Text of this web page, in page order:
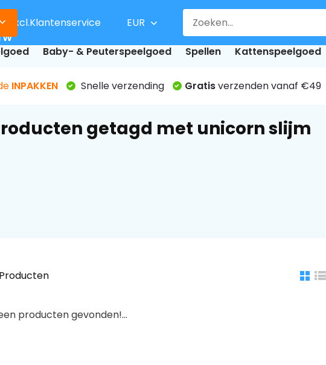
Excl.Klantenservice EUR
Baby- & Peuterspeelgoed Spellen Kattenspeelgoed
INPAKKEN Snelle verzending Gratisverzenden vanaf €49
getagd met unicorn slijm
Producten
producten gevonden!...